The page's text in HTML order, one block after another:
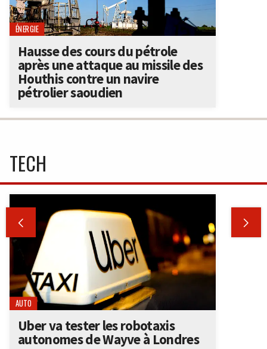
ÉNERGIE
Hausse des cours du pétrole
après une attaque au missile des
Houthis contre un navire
pétrolier saoudien
TECH
 
AUTO
Uber va tester les robotaxis
autonomes de Wayve à Londres